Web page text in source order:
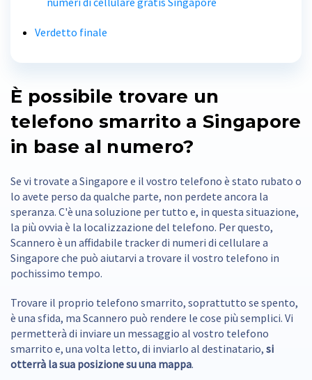
Verdetto finale
È possibile trovare un
telefono smarrito a Singapore
in base al numero?
Se vi trovate a Singapore e il vostro telefono è stato rubato o
lo avete perso da qualche parte, non perdete ancora la
speranza. C'è una soluzione per tutto e, in questa situazione,
la più ovvia è la localizzazione del telefono. Per questo,
Scannero è un affidabile tracker di numeri di cellulare a
Singapore che può aiutarvi a trovare il vostro telefono in
pochissimo tempo.
Trovare il proprio telefono smarrito, soprattutto se spento,
è una sfida, ma Scannero può rendere le cose più semplici. Vi
permetterà di inviare un messaggio al vostro telefono
smarrito e, una volta letto, di inviarlo al destinatario, si
otterrà la sua posizione su una mappa.